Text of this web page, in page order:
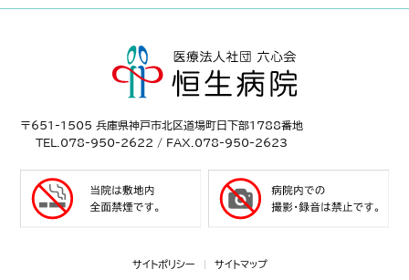
〒651-1505 兵庫県神戸市北区道場町日下部1788番地
TEL.078-950-2622 / FAX.078-950-2623
サイトポリシー サイトマップ